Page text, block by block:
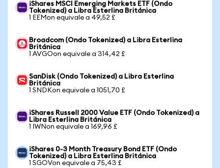
iShares MSCI Emerging Markets ETF (Ondo
Tokenized) a Libra Esterlina Británica
1 EEMon equivale a 49,52 £
Broadcom (Ondo Tokenized) a Libra Esterlina
Británica
1 AVGOon equivale a 314,42 £
SanDisk (Ondo Tokenized) a Libra Esterlina
Británica
1 SNDKon equivale a 1051,70 £
iShares Russell 2000 Value ETF (Ondo Tokenized) a
Libra Esterlina Británica
1 IWNon equivale a 169,96 £
iShares 0-3 Month Treasury Bond ETF (Ondo
Tokenized) a Libra Esterlina Británica
1 SGOVon equivale a 75,43 £